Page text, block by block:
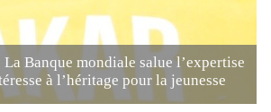
Banque mondiale salue l’expertise
à l’héritage pour la jeunesse